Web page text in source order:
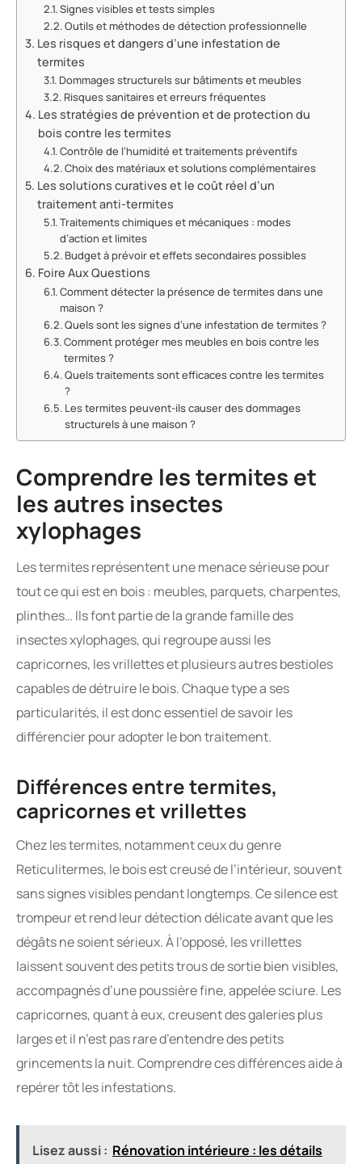
Signes visibles et tests simples
Outils et méthodes de détection professionnelle
Les risques et dangers d’une infestation de
termites
Dommages structurels sur bâtiments et meubles
Risques sanitaires et erreurs fréquentes
Les stratégies de prévention et de protection du
bois contre les termites
Contrôle de l’humidité et traitements préventifs
Choix des matériaux et solutions complémentaires
Les solutions curatives et le coût réel d’un
traitement anti-termites
Traitements chimiques et mécaniques : modes
d’action et limites
Budget à prévoir et effets secondaires possibles
Foire Aux Questions
Comment détecter la présence de termites dans une
maison ?
Quels sont les signes d’une infestation de termites ?
Comment protéger mes meubles en bois contre les
termites ?
Quels traitements sont efficaces contre les termites
?
Les termites peuvent-ils causer des dommages
structurels à une maison ?
Comprendre les termites et
les autres insectes
xylophages
Les termites représentent une menace sérieuse pour
tout ce qui est en bois : meubles, parquets, charpentes,
plinthes… Ils font partie de la grande famille des
insectes xylophages, qui regroupe aussi les
capricornes, les vrillettes et plusieurs autres bestioles
capables de détruire le bois. Chaque type a ses
particularités, il est donc essentiel de savoir les
différencier pour adopter le bon traitement.
Différences entre termites,
capricornes et vrillettes
Chez les termites, notamment ceux du genre
Reticulitermes, le bois est creusé de l’intérieur, souvent
sans signes visibles pendant longtemps. Ce silence est
trompeur et rend leur détection délicate avant que les
dégâts ne soient sérieux. À l’opposé, les vrillettes
laissent souvent des petits trous de sortie bien visibles,
accompagnés d’une poussière fine, appelée sciure. Les
capricornes, quant à eux, creusent des galeries plus
larges et il n’est pas rare d’entendre des petits
grincements la nuit. Comprendre ces différences aide à
repérer tôt les infestations.
Lisez aussi : Rénovation intérieure : les détails